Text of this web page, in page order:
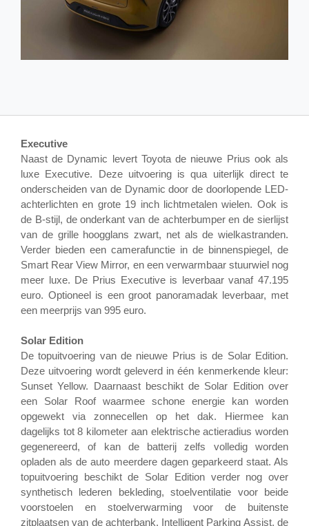
Executive
Naast de Dynamic levert Toyota de nieuwe Prius ook als
luxe Executive. Deze uitvoering is qua uiterlijk direct te
onderscheiden van de Dynamic door de doorlopende LED-
achterlichten en grote 19 inch lichtmetalen wielen. Ook is
de B-stijl, de onderkant van de achterbumper en de sierlijst
van de grille hoogglans zwart, net als de wielkastranden.
Verder bieden een camerafunctie in de binnenspiegel, de
Smart Rear View Mirror, en een verwarmbaar stuurwiel nog
meer luxe. De Prius Executive is leverbaar vanaf 47.195
euro. Optioneel is een groot panoramadak leverbaar, met
een meerprijs van 995 euro.
Solar Edition
De topuitvoering van de nieuwe Prius is de Solar Edition.
Deze uitvoering wordt geleverd in één kenmerkende kleur:
Sunset Yellow. Daarnaast beschikt de Solar Edition over
een Solar Roof waarmee schone energie kan worden
opgewekt via zonnecellen op het dak. Hiermee kan
dagelijks tot 8 kilometer aan elektrische actieradius worden
gegenereerd, of kan de batterij zelfs volledig worden
opladen als de auto meerdere dagen geparkeerd staat. Als
topuitvoering beschikt de Solar Edition verder nog over
synthetisch lederen bekleding, stoelventilatie voor beide
voorstoelen en stoelverwarming voor de buitenste
zitplaatsen van de achterbank. Intelligent Parking Assist, de